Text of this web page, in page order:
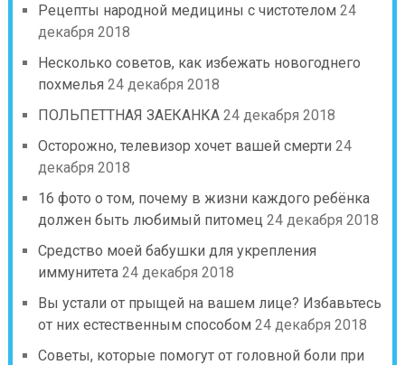
Рецепты народной медицины с чистотелом 24
декабря 2018
Несколько советов, как избежать новогоднего
похмелья 24 декабря 2018
ПОЛЬПЕТТНАЯ ЗАЕКАНКА 24 декабря 2018
Осторожно, телевизор хочет вашей смерти 24
декабря 2018
16 фото о том, почему в жизни каждого ребёнка
должен быть любимый питомец 24 декабря 2018
Средство моей бабушки для укрепления
иммунитета 24 декабря 2018
Вы устали от прыщей на вашем лице? Избавьтесь
от них естественным способом 24 декабря 2018
Советы, которые помогут от головной боли при